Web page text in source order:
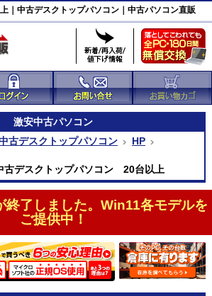
中古デスクトップパソコン｜中古パソコン直販
激安中古パソコン
古デスクトップパソコン
HP
デスクトップパソコン 20台以上
終了しました。Win11各モデルを
ご提供中！